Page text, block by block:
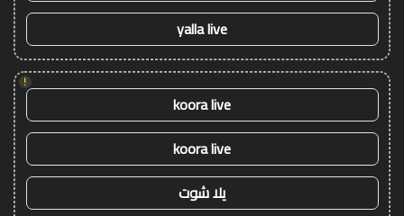
yalla live
!
koora live
koora live
يلا شوت